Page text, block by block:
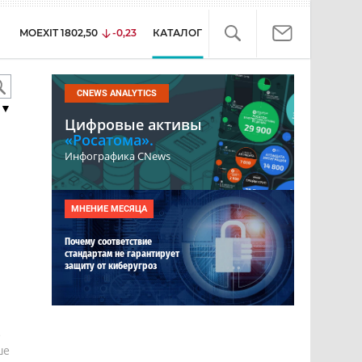
MOEXIT 1802,50 -0,23 КАТАЛОГ
CNEWS ANALYTICS
Цифровые активы
«Росатома».
Инфографика CNews
МНЕНИЕ МЕСЯЦА
Почему соответствие
стандартам не гарантирует
защиту от киберугроз